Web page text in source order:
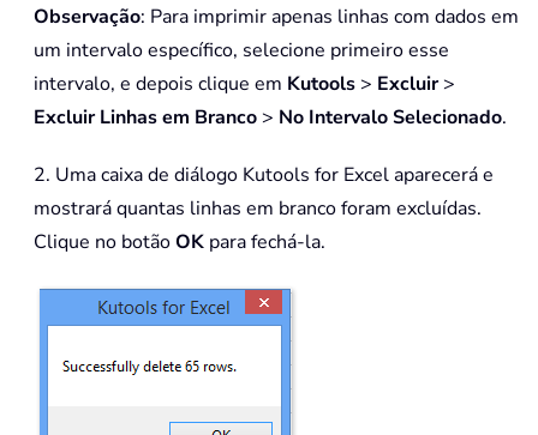
Observação: Para imprimir apenas linhas com dados em
um intervalo específico, selecione primeiro esse
intervalo, e depois clique em Kutools > Excluir>
Excluir Linhas em Branco > No Intervalo Selecionado.
2. Uma caixa de diálogo Kutools for Excel aparecerá e
mostrará quantas linhas em branco foram excluídas.
Clique no botãoOK para fechá-la.